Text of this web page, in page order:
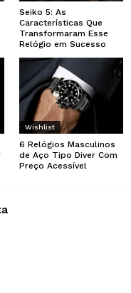
Seiko 5: As
Características Que
Transformaram Esse
Relógio em Sucesso
Wishlist
6 Relógios Masculinos
de Aço Tipo Diver Com
Preço Acessível